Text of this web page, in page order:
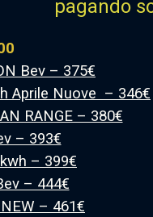
pagando
Bev – 375€
Aprile Nuove – 346€
RANGE – 380€
– 393€
– 399€
– 444€
– 461€